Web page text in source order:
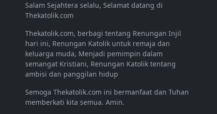
Salam Sejahtera selalu, Selamat datang di
Thekatolik.com
Thekatolik.com, berbagi tentang Renungan Injil
hari ini, Renungan Katolik untuk remaja dan
keluarga muda, Menjadi pemimpin dalam
semangat Kristiani, Renungan Katolik tentang
ambisi dan panggilan hidup
Semoga Thekatolik.com ini bermanfaat dan Tuhan
memberkati kita semua. Amin.